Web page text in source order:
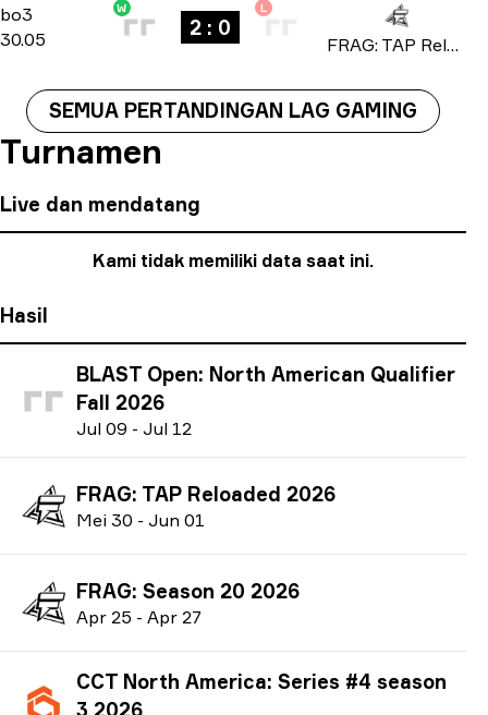
bo3 -bo3
30.05
W
2 : 0
L
FRAG: TAP Reloaded 2026
SEMUA PERTANDINGAN LAG GAMING
Turnamen
Live dan mendatang
Kami tidak memiliki data saat ini.
Hasil
BLAST Open: North American Qualifier
Fall 2026
Jul 09 - Jul 12
FRAG: TAP Reloaded 2026
Mei 30 - Jun 01
FRAG: Season 20 2026
Apr 25 - Apr 27
CCT North America: Series #4 season
3 2026